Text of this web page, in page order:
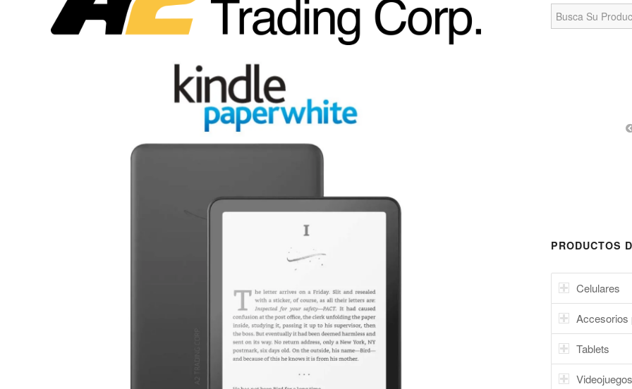
Search
for:
PRODUCTOS
Celulares
Accesorios
Tablets
Videojuegos